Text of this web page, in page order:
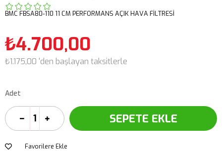
BMC FBSA80-110 11 CM PERFORMANS AÇIK HAVA FİLTRESİ
₺4.700,00
₺1.175,00 'den başlayan taksitlerle
Adet
Favorilere Ekle